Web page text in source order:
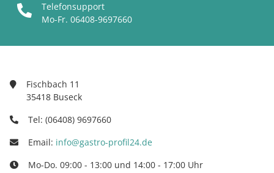
Telefonsupport
Mo-Fr. 06408-9697660
Fischbach 11
35418 Buseck
Tel: (06408) 9697660
Email: info@gastro-profil24.de
Mo-Do. 09:00 - 13:00 und 14:00 - 17:00 Uhr